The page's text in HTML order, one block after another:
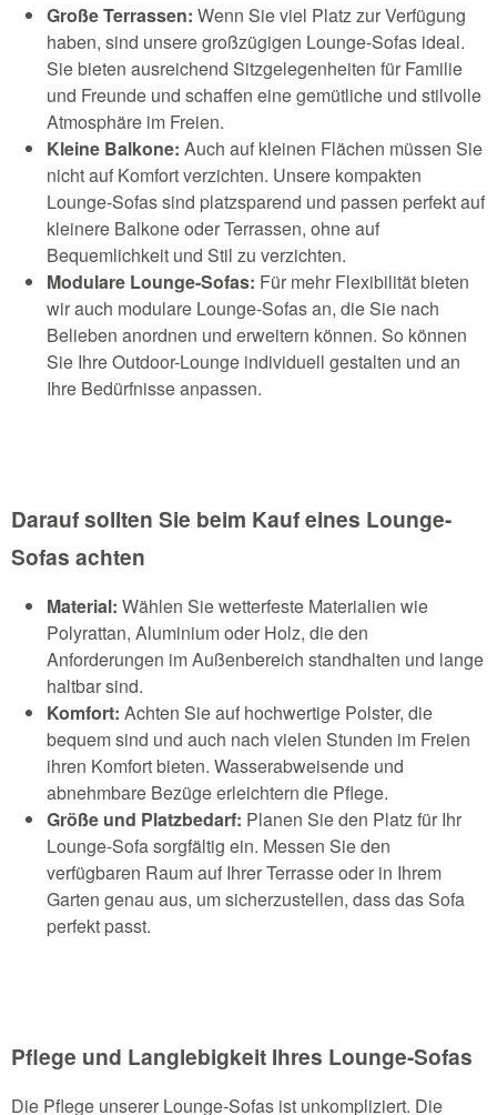
Große Terrassen: Wenn Sie viel Platz zur Verfügung
haben, sind unsere großzügigen Lounge-Sofas ideal.
Sie bieten ausreichend Sitzgelegenheiten für Familie
und Freunde und schaffen eine gemütliche und stilvolle
Atmosphäre im Freien.
Kleine Balkone: Auch auf kleinen Flächen müssen Sie
nicht auf Komfort verzichten. Unsere kompakten
Lounge-Sofas sind platzsparend und passen perfekt auf
kleinere Balkone oder Terrassen, ohne auf
Bequemlichkeit und Stil zu verzichten.
Modulare Lounge-Sofas: Für mehr Flexibilität bieten
wir auch modulare Lounge-Sofas an, die Sie nach
Belieben anordnen und erweitern können. So können
Sie Ihre Outdoor-Lounge individuell gestalten und an
Ihre Bedürfnisse anpassen.
Darauf sollten Sie beim Kauf eines Lounge-
Sofas achten
Material: Wählen Sie wetterfeste Materialien wie
Polyrattan, Aluminium oder Holz, die den
Anforderungen im Außenbereich standhalten und lange
haltbar sind.
Komfort: Achten Sie auf hochwertige Polster, die
bequem sind und auch nach vielen Stunden im Freien
ihren Komfort bieten. Wasserabweisende und
abnehmbare Bezüge erleichtern die Pflege.
Größe und Platzbedarf: Planen Sie den Platz für Ihr
Lounge-Sofa sorgfältig ein. Messen Sie den
verfügbaren Raum auf Ihrer Terrasse oder in Ihrem
Garten genau aus, um sicherzustellen, dass das Sofa
perfekt passt.
Pflege und Langlebigkeit Ihres Lounge-Sofas
Die Pflege unserer Lounge-Sofas ist unkompliziert. Die